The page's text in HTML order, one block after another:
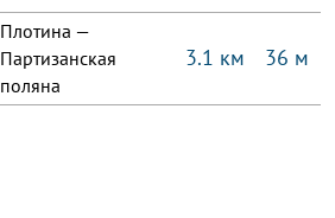
Плотина —
Партизанская
поляна
3.1 км 36 м